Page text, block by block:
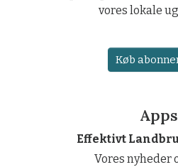
vores lokale
Køb
Apps
Effektivt
Vores nyheder